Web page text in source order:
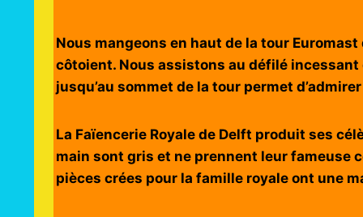
Nous mangeons en haut de la tour
côtoient. Nous assistons au défilé
jusqu’au sommet de la tour permet
La Faïencerie Royale de Delft produit ses
main sont gris et ne prennent leur fameuse
pièces crées pour la famille royale ont une